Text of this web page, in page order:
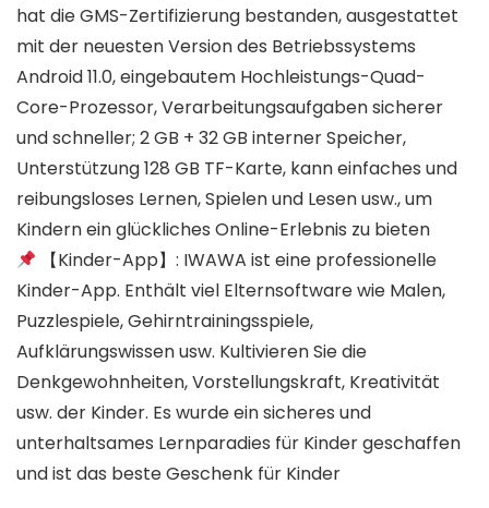
hat die GMS-Zertifizierung bestanden, ausgestattet
mit der neuesten Version des Betriebssystems
Android 11.0, eingebautem Hochleistungs-Quad-
Core-Prozessor, Verarbeitungsaufgaben sicherer
und schneller; 2 GB + 32 GB interner Speicher,
Unterstützung 128 GB TF-Karte, kann einfaches und
reibungsloses Lernen, Spielen und Lesen usw., um
Kindern ein glückliches Online-Erlebnis zu bieten
【Kinder-App】: IWAWA ist eine professionelle
Kinder-App. Enthält viel Elternsoftware wie Malen,
Puzzlespiele, Gehirntrainingsspiele,
Aufklärungswissen usw. Kultivieren Sie die
Denkgewohnheiten, Vorstellungskraft, Kreativität
usw. der Kinder. Es wurde ein sicheres und
unterhaltsames Lernparadies für Kinder geschaffen
und ist das beste Geschenk für Kinder